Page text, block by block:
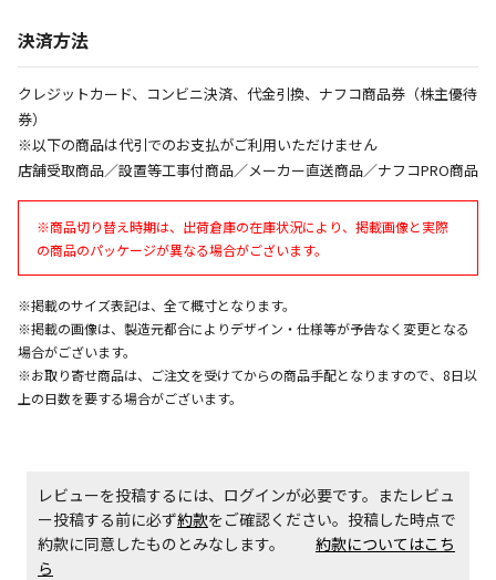
同時購入が可能です
午前9時までのご注文確定した商品については、当日に
出荷いたします。
ただし、メーカーの営業日に基づき出荷手続きを行う
ため、通常よりお時間をいただく場合がございます。
また、日曜・祝日や年末年始などの長期休業期間中
は、休業明けからの出荷対応となります。
設置工事代金も含まれた商品です
お見積商品です。金額・施工日はお打ち合わせの上、
決定となります。
お見積商品です。金額・施工日はお打ち合わせの上、
決定となります。
決済方法
クレジットカード、コンビニ決済、代金引換、ナフコ商品券（株主優待
券）
※以下の商品は代引でのお支払がご利用いただけません
店舗受取商品／設置等工事付商品／メーカー直送商品／ナフコPRO商品
※商品切り替え時期は、出荷倉庫の在庫状況により、掲載画像と実際
の商品のパッケージが異なる場合がございます。
※掲載のサイズ表記は、全て概寸となります。
※掲載の画像は、製造元都合によりデザイン・仕様等が予告なく変更となる
場合がございます。
※お取り寄せ商品は、ご注文を受けてからの商品手配となりますので、8日以
上の日数を要する場合がございます。
レビューを投稿するには、ログインが必要です。またレビュ
ー投稿する前に必ず約款をご確認ください。投稿した時点で
約款に同意したものとみなします。 約款についてはこち
ら